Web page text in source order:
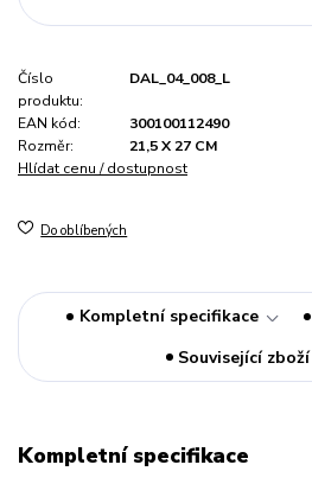
Číslo
produktu:
DAL_04_008_L
EAN kód:
300100112490
Rozměr:
21,5 X 27 CM
Hlídat cenu / dostupnost
Do oblíbených
Kompletní specifikace
Související zboží
Kompletní specifikace